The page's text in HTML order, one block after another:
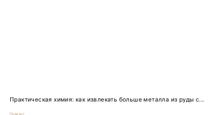
Практическая химия: как извлекать больше металла из руды с...
Подкаст